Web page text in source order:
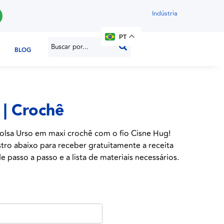
Indústria
BLOG
PT
Crochê
Urso em maxi crochê com o fio Cisne Hug!
abaixo para receber gratuitamente a receita
passo a passo e a lista de materiais necessários.